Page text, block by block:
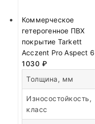
Коммерческое
гетерогенное ПВХ
покрытие Tarkett
Acczent Pro Aspect 6
1030 ₽
Толщина, мм
Износостойкость,
класс